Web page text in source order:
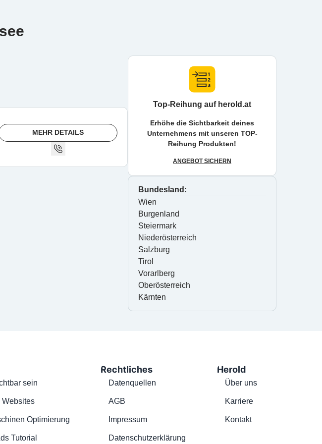
MEHR DETAILS
Top-Reihung auf herold.at
Erhöhe die Sichtbarkeit deines
Unternehmens mit unseren TOP-
Reihung Produkten!
ANGEBOT SICHERN
Bundesland:
Wien
Burgenland
Steiermark
Niederösterreich
Salzburg
Tirol
Vorarlberg
Oberösterreich
Kärnten
sein
Websites
Optimierung
Tutorial
Rechtliches
Datenquellen
AGB
Impressum
Datenschutzerklärung
Herold
Über uns
Karriere
Kontakt